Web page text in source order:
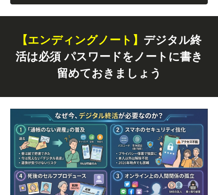
【エンディングノート】 デジタル終
活は必須 パスワードをノートに書き
留めておきましょう